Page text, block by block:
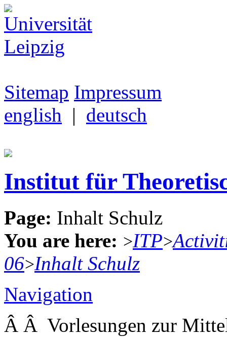
Sitemap Impressum
english | deutsch
Institut für
Page: Inhalt Schulz
You are here: >ITP>
06>Inhalt Schulz
Navigation
Â Â Vorlesungen zur